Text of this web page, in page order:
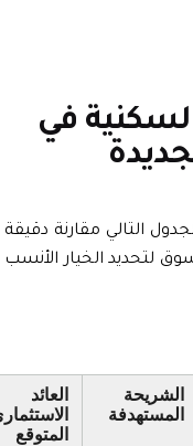
في
مقارنة دقيقة
الخيار الأنسب
العائد
الاستثماري
المتوقع